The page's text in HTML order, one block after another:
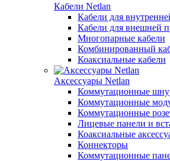
Кабели Netlan
Кабели для
Кабели для внешней
Многопарные кабели
Комбинированный
Коаксиальные кабели
Аксессуары Netlan
Коммутационные
Коммутационные
Коммутационные
Лицевые панели и
Коаксиальные
Коннекторы
Коммутационные